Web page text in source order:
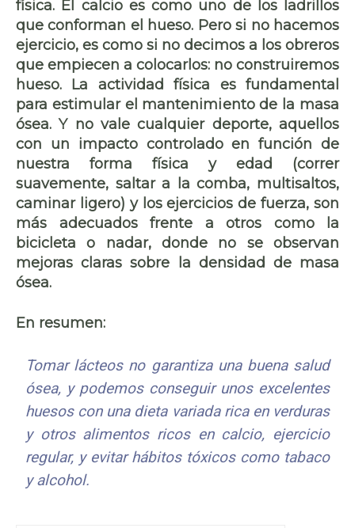
física. El calcio es como uno de los ladrillos
que conforman el hueso. Pero si no hacemos
ejercicio, es como si no decimos a los obreros
que empiecen a colocarlos: no construiremos
hueso. La actividad física es fundamental
para estimular el mantenimiento de la masa
ósea. Y no vale cualquier deporte, aquellos
con un impacto controlado en función de
nuestra forma física y edad (correr
suavemente, saltar a la comba, multisaltos,
caminar ligero) y los ejercicios de fuerza, son
más adecuados frente a otros como la
bicicleta o nadar, donde no se observan
mejoras claras sobre la densidad de masa
ósea.
En resumen:
Tomar lácteos no garantiza una buena salud
ósea, y podemos conseguir unos excelentes
huesos con una dieta variada rica en verduras
y otros alimentos ricos en calcio, ejercicio
regular, y evitar hábitos tóxicos como tabaco
y alcohol.